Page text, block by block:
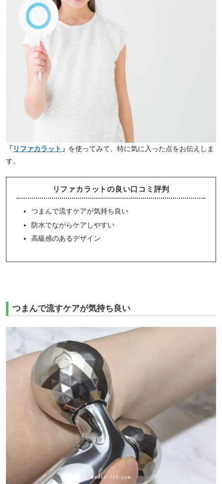
「リファカラット 」 を使ってみて、特に気に入った点をお伝えしま
す。
リファカラットの良い口コミ評判
つまんで流すケアが気持ち良い
防水でながらケアしやすい
高級感のあるデザイン
つまんで流すケアが気持ち良い